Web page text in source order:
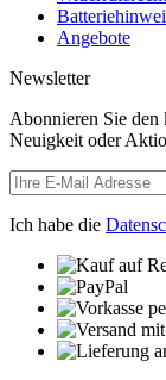
Angebote
Newsletter
Abonnieren Sie den
Neuigkeit oder
Ich habe die